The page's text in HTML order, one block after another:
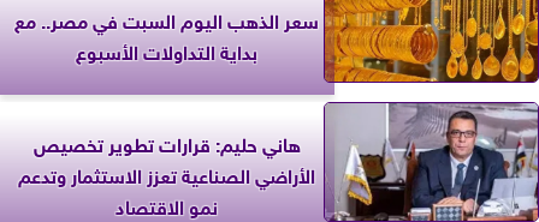
سعر الذهب اليوم السبت في مصر.. مع
بداية التداولات الأسبوع
هاني حليم: قرارات تطوير تخصيص
الأراضي الصناعية تعزز الاستثمار وتدعم
نمو الاقتصاد